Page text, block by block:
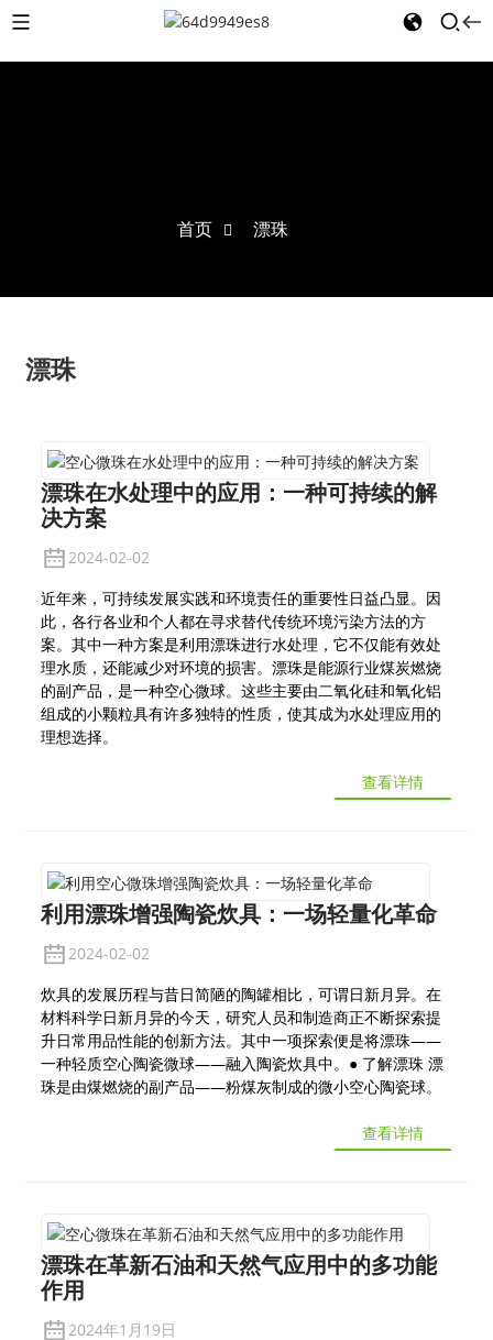
首页 漂珠
漂珠
漂珠在水处理中的应用：一种可持续的解
决方案
2024-02-02
近年来，可持续发展实践和环境责任的重要性日益凸显。因
此，各行各业和个人都在寻求替代传统环境污染方法的方
案。其中一种方案是利用漂珠进行水处理，它不仅能有效处
理水质，还能减少对环境的损害。漂珠是能源行业煤炭燃烧
的副产品，是一种空心微球。这些主要由二氧化硅和氧化铝
组成的小颗粒具有许多独特的性质，使其成为水处理应用的
理想选择。
查看详情
利用漂珠增强陶瓷炊具：一场轻量化革命
2024-02-02
炊具的发展历程与昔日简陋的陶罐相比，可谓日新月异。在
材料科学日新月异的今天，研究人员和制造商正不断探索提
升日常用品性能的创新方法。其中一项探索便是将漂珠——
一种轻质空心陶瓷微球——融入陶瓷炊具中。● 了解漂珠 漂
珠是由煤燃烧的副产品——粉煤灰制成的微小空心陶瓷球。
查看详情
漂珠在革新石油和天然气应用中的多功能
作用
2024年1月19日